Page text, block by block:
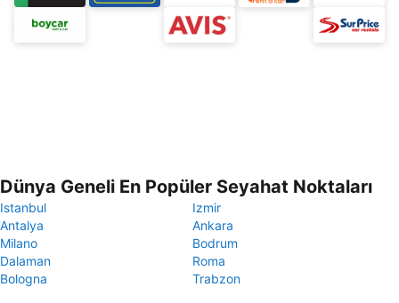
Dünya Geneli En Popüler Seyahat Noktaları
Istanbul
Izmir
Antalya
Ankara
Milano
Bodrum
Dalaman
Roma
Bologna
Trabzon